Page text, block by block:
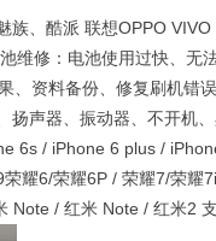
族、酷派 联想OPPO
维修：电池使用过快、
、资料备份、修复刷机
扬声器、振动器、不开机
6s / iPhone 6 plus /
耀6/荣耀6P / 荣耀7/荣
Note / 红米 Note / 红米2